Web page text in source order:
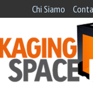
Chi Siamo